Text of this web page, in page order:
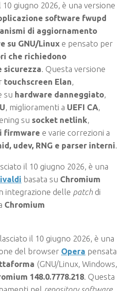
10 giugno 2026, è una versione
software fwupd
di aggiornamento
su GNU/Linux e pensato per
che richiedono
sicurezza. Questa versione
touchscreen Elan,
su hardware danneggiato,
, miglioramenti a UEFI CA,
su socket netlink,
firmware e varie correzioni a
udev, RNG e parser interni.
il 10 giugno 2026, è una
basata su Chromium
integrazione delle patch di
Chromium
il 10 giugno 2026, è una
del browser Opera pensata
(GNU/Linux, Windows,
148.0.7778.218. Questa